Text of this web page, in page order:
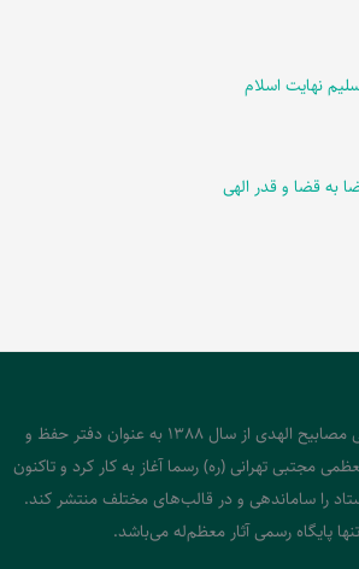
موسسه پژوهشی فرهنگی مصابیح الهدی از سال 1388 به عنوان دفتر حفظ و
مجتبی تهرانی (ره) رسما آغاز به کار کرد و تاکنون
را ساماندهی و در قالب‌های مختلف منتشر کند.
پایگاه رسمی آثار معظم‌له می‌باشد.